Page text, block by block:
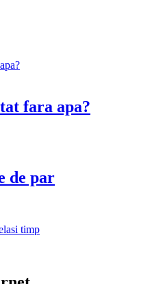
fara apa?
de par
timp